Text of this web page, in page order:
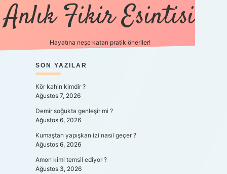
Anlık Fikir Esintisi
Hayatına neşe katan pratik öneriler!
SIDEBAR
SON YAZILAR
Kör kahin kimdir ?
Ağustos 7, 2026
Demir soğukta genleşir mi ?
Ağustos 6, 2026
Kumaştan yapışkan izi nasıl geçer ?
Ağustos 6, 2026
Amon kimi temsil ediyor ?
Ağustos 3, 2026
ilbet mobil giriş